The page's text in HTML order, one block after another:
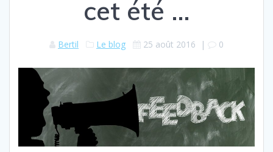
cet été …
Bertil Le blog 25 août 2016 | 0